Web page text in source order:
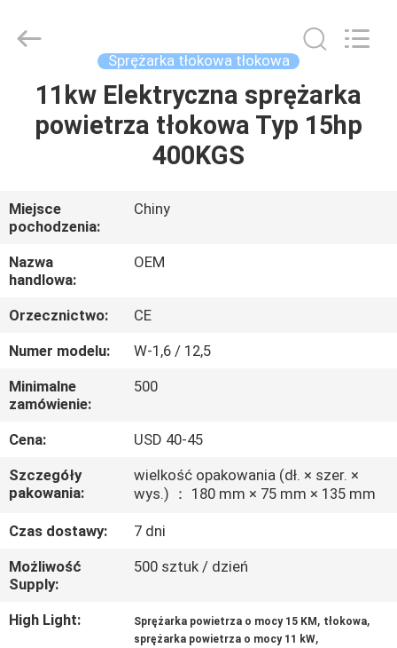
DOMU
O
NAS
WYCIECZKA
PO
FABRYCE
KONTROLA
JAKOŚCI
SKONTAKTUJ
SIĘ
Z
NAMI
Machinery
Reserved.
Sprężarka tłokowa tłokowa
11kw Elektryczna sprężarka
powietrza tłokowa Typ 15hp
400KGS
Miejsce
pochodzenia:
Chiny
Nazwa
handlowa:
OEM
Orzecznictwo:
CE
Numer modelu:
W-1,6 / 12,5
Minimalne
zamówienie:
500
Cena:
USD 40-45
Szczegóły
pakowania:
wielkość opakowania (dł. × szer. ×
wys.) ： 180 mm × 75 mm × 135 mm
Czas dostawy:
7 dni
Możliwość
Supply:
500 sztuk / dzień
High Light: Sprężarka powietrza o mocy 15 KM , tłokowa,
sprężarka powietrza o mocy 11 kW,